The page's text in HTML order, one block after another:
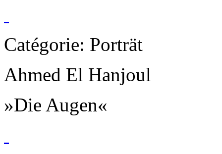
Catégorie: Porträt
Ahmed El Hanjoul
»Die Augen«